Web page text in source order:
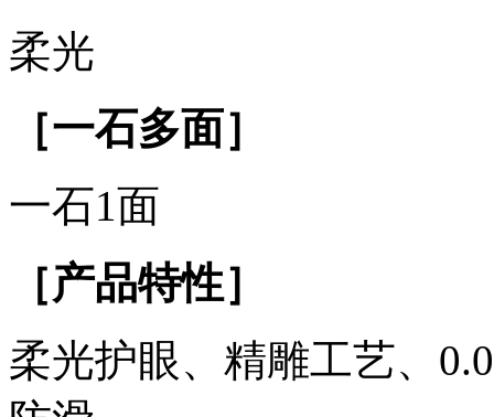
柔光
［一石多面］
一石1面
［产品特性］
柔光护眼、精雕工艺、